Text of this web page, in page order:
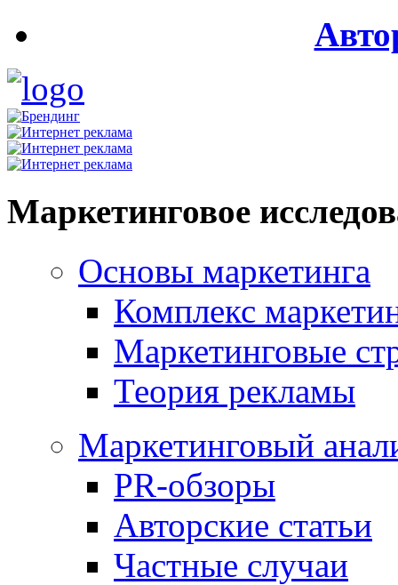
Маркетинговое
Основы маркетинга
Комплекс
Маркетинговые
Теория рекламы
Маркетинговый
PR-обзоры
Авторские статьи
Частные случаи